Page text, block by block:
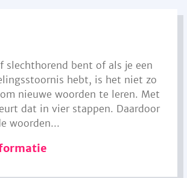
slechthorend bent of als je een
hebt, is het niet zo
nieuwe woorden te leren. Met
dat in vier stappen. Daardoor
woorden...